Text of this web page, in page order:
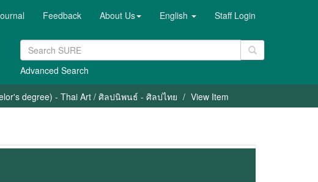
Feedback About Us English Staff Login
Advanced Search
degree) - Thai Art / ศิลปนิพนธ์ - ศิลปไทย View Item